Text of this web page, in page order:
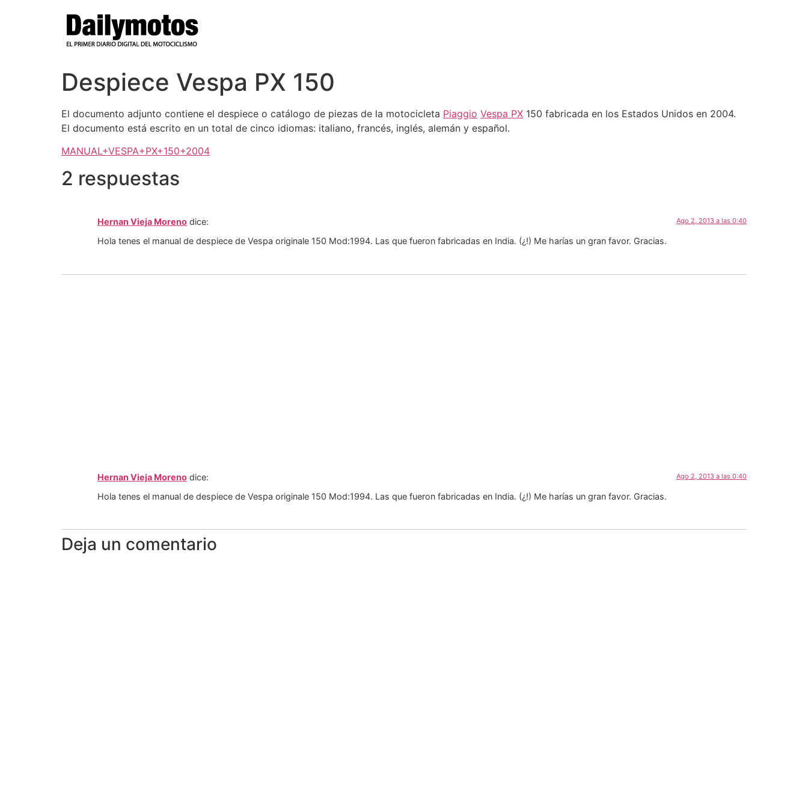
Despiece Vespa PX 150
El documento adjunto contiene el despiece o catálogo de piezas de la motocicleta Piaggio Vespa PX 150 fabricada en los Estados Unidos en 2004.
El documento está escrito en un total de cinco idiomas: italiano, francés, inglés, alemán y español.
MANUAL+VESPA+PX+150+2004
2 respuestas
Hernan Vieja Moreno dice: Ago 2, 2013 a las 0:40
Hola tenes el manual de despiece de Vespa originale 150 Mod:1994. Las que fueron fabricadas en India. (¿!) Me harías un gran favor. Gracias.
Hernan Vieja Moreno dice: Ago 2, 2013 a las 0:40
Hola tenes el manual de despiece de Vespa originale 150 Mod:1994. Las que fueron fabricadas en India. (¿!) Me harías un gran favor. Gracias.
Deja un comentario